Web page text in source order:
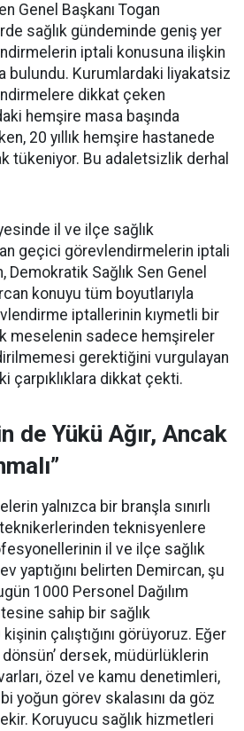
Genel Başkanı Togan
sağlık gündeminde geniş yer
iptali konusuna ilişkin
bulundu. Kurumlardaki liyakatsiz
dikkat çeken
hemşire masa başında
20 yıllık hemşire hastanede
tükeniyor. Bu adaletsizlik derhal
il ve ilçe sağlık
geçici görevlendirmelerin iptali
Demokratik Sağlık Sen Genel
konuyu tüm boyutlarıyla
iptallerinin kıymetli bir
meselenin sadece hemşireler
gerektiğini vurgulayan
çarpıklıklara dikkat çekti.
de Yükü Ağır, Ancak
yalnızca bir branşla sınırlı
teknikerlerinden teknisyenlere
il ve ilçe sağlık
yaptığını belirten Demircan, şu
1000 Personel Dağılım
sahip bir sağlık
çalıştığını görüyoruz. Eğer
dersek, müdürlüklerin
özel ve kamu denetimleri,
yoğun görev skalasını da göz
Koruyucu sağlık hizmetleri